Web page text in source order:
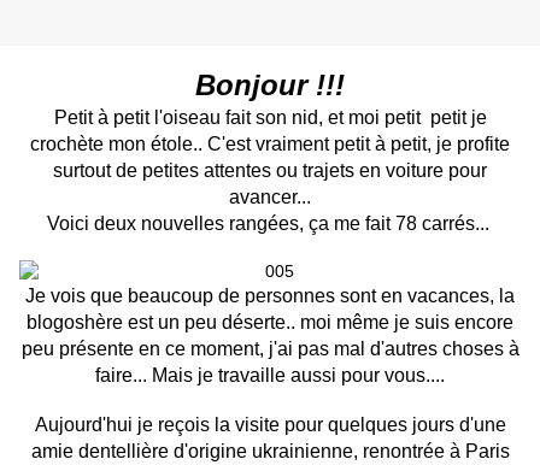
Bonjour !!!
Petit à petit l'oiseau fait son nid, et moi petit petit je
crochète mon étole.. C'est vraiment petit à petit, je profite
surtout de petites attentes ou trajets en voiture pour
avancer...
Voici deux nouvelles rangées, ça me fait 78 carrés...
Je vois que beaucoup de personnes sont en vacances, la
blogoshère est un peu déserte.. moi même je suis encore
peu présente en ce moment, j'ai pas mal d'autres choses à
faire... Mais je travaille aussi pour vous....
Aujourd'hui je reçois la visite pour quelques jours d'une
amie dentellière d'origine ukrainienne, renontrée à Paris